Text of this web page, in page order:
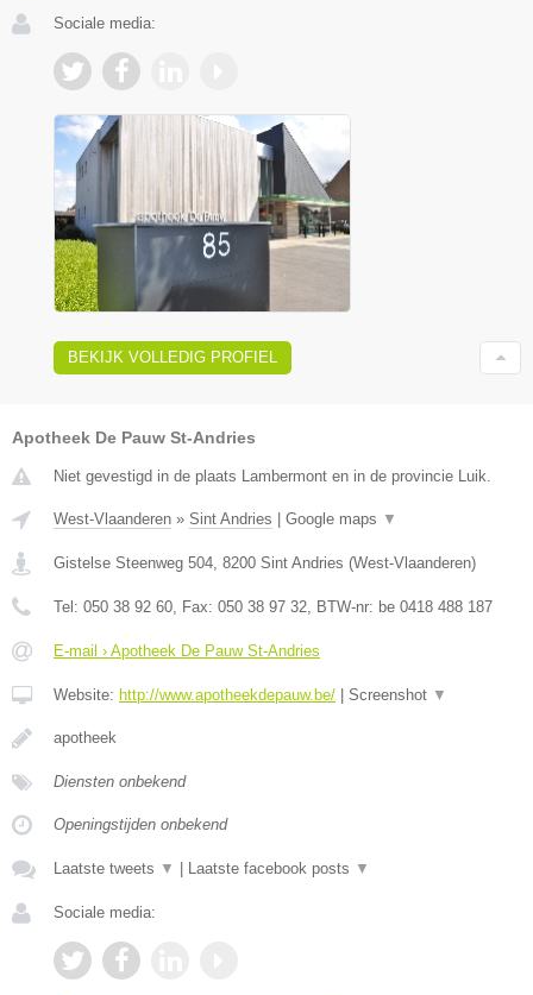
Sociale media:
BEKIJK VOLLEDIG PROFIEL
Apotheek De Pauw St-Andries
Niet gevestigd in de plaats Lambermont en in de provincie Luik.
West-Vlaanderen » Sint Andries | Google maps ▼
Gistelse Steenweg 504 8200 Sint Andries (West-Vlaanderen)
Tel: 050 38 92 60 , Fax: 050 38 97 32 , BTW-nr: be 0418 488 187
E-mail › Apotheek De Pauw St-Andries
Website: http://www.apotheekdepauw.be/ | Screenshot ▼
apotheek
Diensten onbekend
Openingstijden onbekend
Laatste tweets ▼ | Laatste facebook posts ▼
Sociale media: